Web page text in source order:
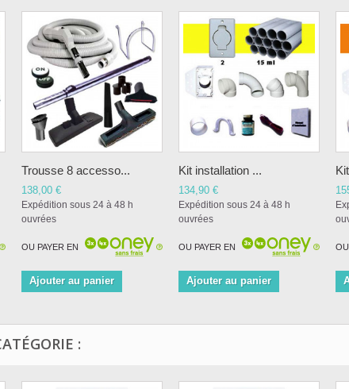
Trousse 8 accesso...
138,00 €
Expédition sous 24 à 48 h
ouvrées
OU PAYER EN
Ajouter au panier
Kit installation ...
134,90 €
Expédition sous 24 à 48 h
ouvrées
OU PAYER EN
Ajouter au panier
: